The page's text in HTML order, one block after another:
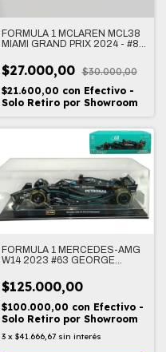
FORMULA 1 MCLAREN MCL38
MIAMI GRAND PRIX 2024 - #81
$27.000,00 $30.000,00
$21.600,00 con Efectivo -
Solo Retiro por Showroom
FORMULA 1 MERCEDES-AMG
W14 2023 #63 GEORGE
$125.000,00
$100.000,00 con Efectivo -
Solo Retiro por Showroom
3 x $41.666,67 sin interés